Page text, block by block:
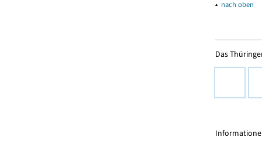
▴ nach oben
Das